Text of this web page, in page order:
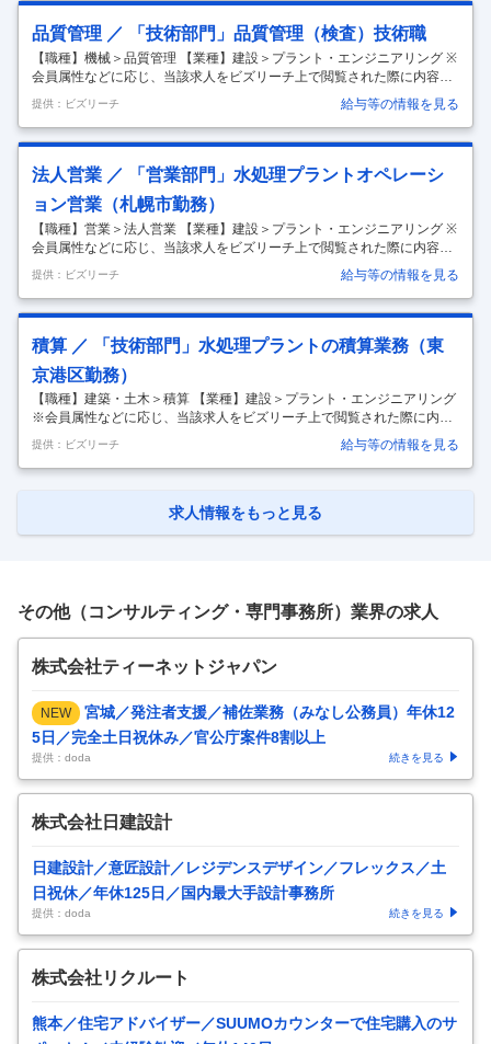
休124日の優良大手～ ■業務内容 インフラチームにおいてセキュリティ
対策業務、ネットワーク関連業務、インシデント対応などご経験や得意
分野によって出来るところからお任せいたします。 ７名の中でメイン担
当がそれぞれ決められておりますが、他の領域も一部携 …
品質管理 ／ 「技術部門」品質管理（検査）技術職
【職種】機械＞品質管理 【業種】建設＞プラント・エンジニアリング ※
会員属性などに応じ、当該求人をビズリーチ上で閲覧された際に内容が
異なる場合があります ■職務内容 当部門は、お客様に納入する製品の検
査を通じて品質向上を目指し、不適合防止に向けた取り組みをおこなっ
ています。 今回お任せしたい業務は以下の通りです。 ■業務内容 水処理
プラントに使用する各種機器（自社製品及び購入品）について、国内外
の製作工場へ赴き品質管理をおこなっていただきます。 具体的には 1）
水処理プラント機器の検査業務（国内・海外） ・メーカー及び協力工場
※における製品検査業務 ※当社の自社工場はありません。 ・メーカー及
…
提供：ビズリーチ 給与等の情報を見る
法人営業 ／ 「営業部門」水処理プラントオペレーシ
ョン営業（札幌市勤務）
【職種】営業＞法人営業 【業種】建設＞プラント・エンジニアリング ※
会員属性などに応じ、当該求人をビズリーチ上で閲覧された際に内容が
異なる場合があります 当営業部門は、水処理プラント（浄水場、下水処
理施設、し尿処理施設、民間工場など）に関する運転維持管理業務や、
それらプラントに付随する機器類に対する補修工事等の業務を提案・受
託するための活動を行います。 また自治体の上下水道事業は、人口減少
に伴う料金収入減少や下水道職員の不足、施設の老朽化が同時に進む
中、 「維持管理・更新をいかに持続可能な形で進めるか」が大きな課題
となっています。 こうした状況を受け、国は維持管理・修繕・更新（改
築）を中長期 …
提供：ビズリーチ 給与等の情報を見る
積算 ／ 「技術部門」水処理プラントの積算業務（東
京港区勤務）
【職種】建築・土木＞積算 【業種】建設＞プラント・エンジニアリング
※会員属性などに応じ、当該求人をビズリーチ上で閲覧された際に内容
が異なる場合があります ■職務内容 当部門は、水処理プラント（浄水
場・下水処理場・し尿処理場・民間工場など）の建設（EPC）・メンテ
ナンスに関する積算業務を行う部署です。 【具体的な業務内容】 ・計画
業務（7～8割） ・受注済み案件の予算作成 ・受注済み案件の契約変更
提供：ビズリーチ 給与等の情報を見る
求人情報をもっと見る
その他（コンサルティング・専門事務所）業界の求人
株式会社ティーネットジャパン
NEW
宮城／発注者支援／補佐業務（みなし公務員）年休12
5日／完全土日祝休み／官公庁案件8割以上
提供：doda 続きを見る
株式会社日建設計
日建設計／意匠設計／レジデンスデザイン／フレックス／土
日祝休／年休125日／国内最大手設計事務所
提供：doda 続きを見る
株式会社リクルート
熊本／住宅アドバイザー／SUUMOカウンターで住宅購入のサ